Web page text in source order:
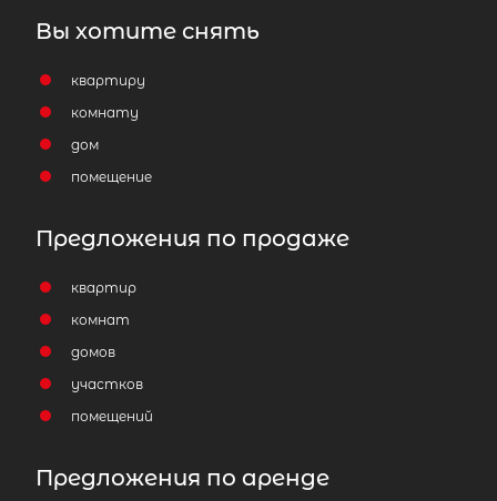
Вы хотите снять
квартиру
комнату
дом
помещение
Предложения по продаже
квартир
комнат
домов
участков
помещений
Предложения по аренде